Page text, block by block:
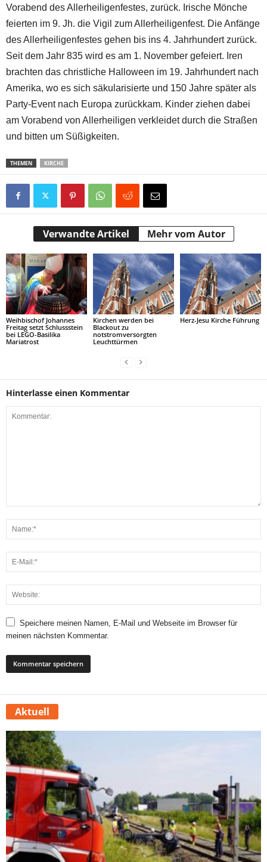
Vorabend des Allerheiligenfestes, zurück. Irische Mönche
feierten im 9. Jh. die Vigil zum Allerheiligenfest. Die Anfänge
des Allerheiligenfestes gehen bis ins 4. Jahrhundert zurück.
Seit dem Jahr 835 wird es am 1. November gefeiert. Iren
brachten das christliche Halloween im 19. Jahrhundert nach
Amerika, wo es sich säkularisierte und 150 Jahre später als
Party-Event nach Europa zurückkam. Kinder ziehen dabei
am Vorabend von Allerheiligen verkleidet durch die Straßen
und bitten um Süßigkeiten.
THEMEN KIRCHE
Verwandte Artikel Mehr vom Autor
Weihbischof Johannes
Freitag setzt Schlussstein
bei LEGO-Basilika
Mariatrost
Kirchen werden bei
Blackout zu
notstromversorgten
Leuchttürmen
Herz-Jesu Kirche Führung
Hinterlasse einen Kommentar
Speichere meinen Namen, E-Mail und Webseite im Browser für
meinen nächsten Kommentar.
Aktuell